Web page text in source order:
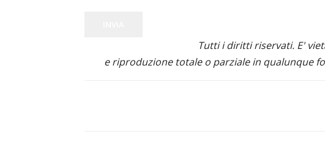
Tutti i diritti riservati. E'
e riproduzione totale o parziale in qualunque